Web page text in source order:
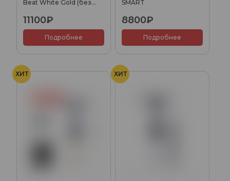
Beat White Gold (без
11100₽
Подробнее
SMART
8800₽
Подробнее
ХИТ ХИТ